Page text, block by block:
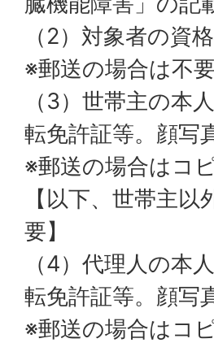
（2）対象者の資
※郵送の場合は不要
（3）世帯主の本
転免許証等。顔写
※郵送の場合はコ
【以下、世帯主
要】
（4）代理人の本
転免許証等。顔写
※郵送の場合はコ